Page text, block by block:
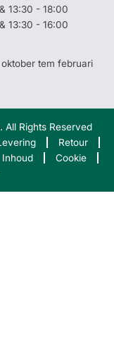
13:30 - 18:00
13:30 - 16:00
tem februari
. All Rights Reserved
Retour
Inhoud
Cookie